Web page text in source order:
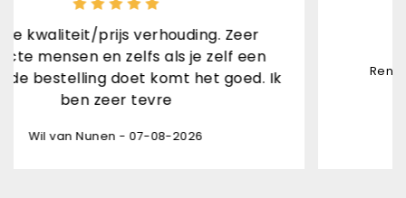
verhouding. Zeer
als je zelf een
komt het goed. Ik
07-08-2026
Rene van den Brand